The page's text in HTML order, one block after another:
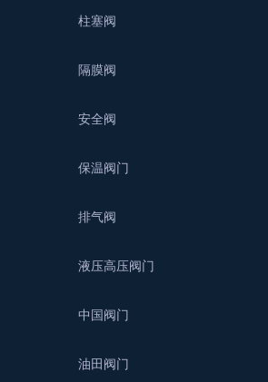
柱塞阀
隔膜阀
安全阀
保温阀门
排气阀
液压高压阀门
中国阀门
油田阀门